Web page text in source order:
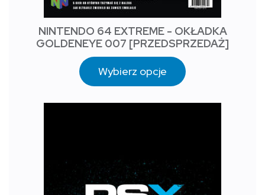
NINTENDO 64 EXTREME - OKŁADKA
GOLDENEYE 007 [PRZEDSPRZEDAŻ]
Wybierz opcje